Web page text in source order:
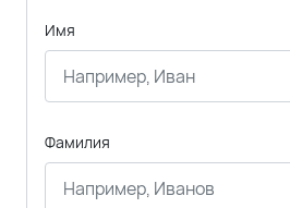
Имя
Фамилия